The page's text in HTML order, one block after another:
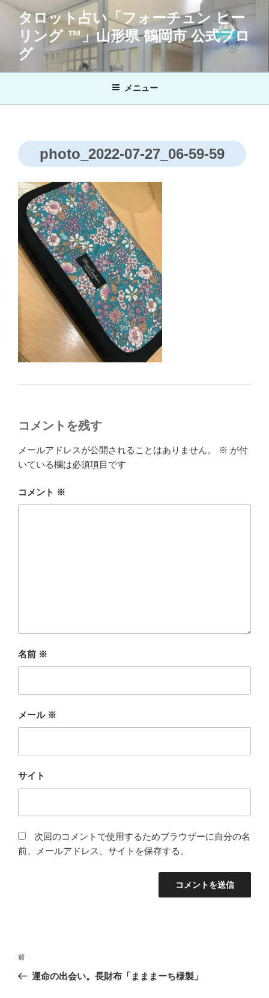
キ
タロット占い「フォーチュン ヒー
リング ™」山形県 鶴岡市 公式ブロ
グ
メニュー
photo_2022-07-27_06-59-59
コメントを残す
メールアドレスが公開されることはありません。 ※ が付
いている欄は必須項目です
コメント ※
名前 ※
メール ※
サイト
次回のコメントで使用するためブラウザーに自分の名
前、メールアドレス、サイトを保存する。
投
前
の
前
運命の出会い。長財布「まままーち様製」